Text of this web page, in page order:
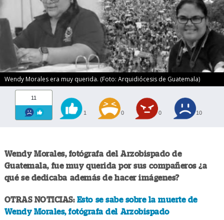
Wendy Morales era muy querida. (Foto: Arquidiócesis de Guatemala)
11
1 0 0 10
Wendy Morales, fotógrafa del Arzobispado de
Guatemala, fue muy querida por sus compañeros ¿a
qué se dedicaba además de hacer imágenes?
OTRAS NOTICIAS: Esto se sabe sobre la muerte de
Wendy Morales, fotógrafa del Arzobispado